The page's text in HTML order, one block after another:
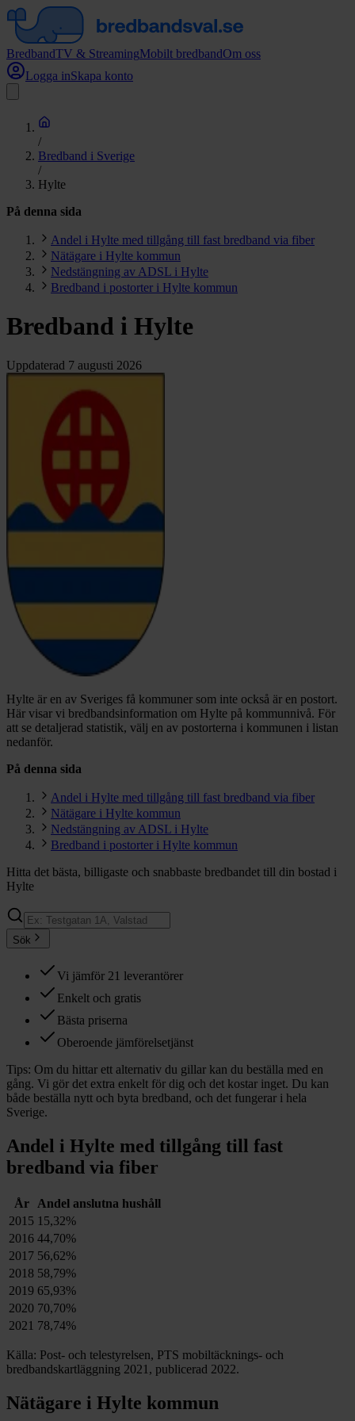
BredbandTV & StreamingMobilt bredbandOm oss
Logga inSkapa konto
/
Bredband i Sverige
/
Hylte
På denna sida
Andel i Hylte med tillgång till fast bredband via fiber
Nätägare i Hylte kommun
Nedstängning av ADSL i Hylte
Bredband i postorter i Hylte kommun
Bredband i Hylte
Uppdaterad 7 augusti 2026
Hylte är en av Sveriges få kommuner som inte också är en postort.
Här visar vi bredbandsinformation om Hylte på kommunnivå. För
att se detaljerad statistik, välj en av postorterna i kommunen i listan
nedanför.
På denna sida
Andel i Hylte med tillgång till fast bredband via fiber
Nätägare i Hylte kommun
Nedstängning av ADSL i Hylte
Bredband i postorter i Hylte kommun
Hitta det bästa, billigaste och snabbaste bredbandet till din bostad i
Hylte
Sök
Vi jämför 21 leverantörer
Enkelt och gratis
Bästa priserna
Oberoende jämförelsetjänst
Tips: Om du hittar ett alternativ du gillar kan du beställa med en
gång. Vi gör det extra enkelt för dig och det kostar inget. Du kan
både beställa nytt och byta bredband, och det fungerar i hela
Sverige.
Andel i Hylte med tillgång till fast
bredband via fiber
År
Andel anslutna hushåll
2015 15,32%
2016 44,70%
2017 56,62%
2018 58,79%
2019 65,93%
2020 70,70%
2021 78,74%
Källa: Post- och telestyrelsen, PTS mobiltäcknings- och
bredbandskartläggning 2021, publicerad 2022.
Nätägare i Hylte kommun